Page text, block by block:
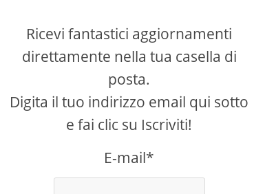
Ricevi fantastici aggiornamenti
direttamente nella tua casella di
posta.
Digita il tuo indirizzo email qui sotto
e fai clic su Iscriviti!
E-mail*